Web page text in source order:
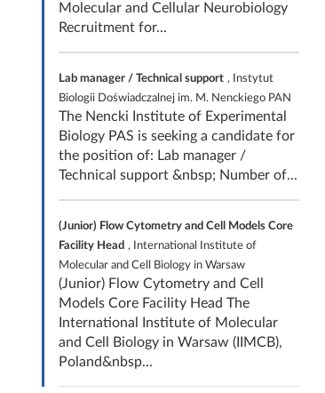
Molecular and Cellular Neurobiology
Recruitment for...
Lab manager / Technical support , Instytut
Biologii Doświadczalnej im. M. Nenckiego PAN
The Nencki Institute of Experimental
Biology PAS is seeking a candidate for
the position of: Lab manager /
Technical support &nbsp; Number of...
(Junior) Flow Cytometry and Cell Models Core
Facility Head , International Institute of
Molecular and Cell Biology in Warsaw
(Junior) Flow Cytometry and Cell
Models Core Facility Head The
International Institute of Molecular
and Cell Biology in Warsaw (IIMCB),
Poland&nbsp...